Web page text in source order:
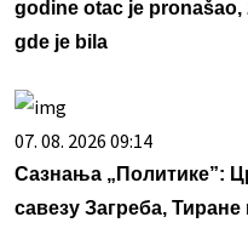
godine otac je pronašao,
gde je bila
07. 08. 2026 09:14
Сазнања „Политике”:
савезу Загреба,